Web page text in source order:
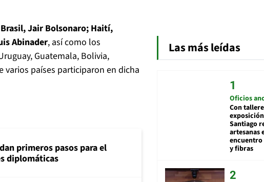
Jair Bolsonaro; Haití,
Abinader, así como los
Guatemala, Bolivia,
varios países participaron en dicha
primeros pasos para el
diplomáticas
Las más leídas
Oficios
Con
Santiago
artesanas
encuentro
y fibras